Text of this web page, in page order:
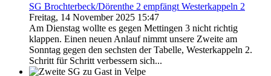
SG Brochterbeck/Dörenthe 2 empfängt Westerkappeln 2
Freitag, 14 November 2025 15:47
Am Dienstag wollte es gegen Mettingen 3 nicht richtig
klappen. Einen neuen Anlauf nimmt unsere Zweite am
Sonntag gegen den sechsten der Tabelle, Westerkappeln 2.
Schritt für Schritt verbessern sich...